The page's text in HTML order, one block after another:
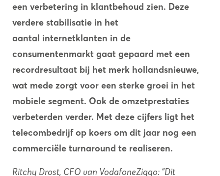
een verbetering in klantbehoud zien. Deze
verdere stabilisatie in het
aantal internetklanten in de
consumentenmarkt gaat gepaard met een
recordresultaat bij het merk hollandsnieuwe,
wat mede zorgt voor een sterke groei in het
mobiele segment. Ook de omzetprestaties
verbeterden verder. Met deze cijfers ligt het
telecombedrijf op koers om dit jaar nog een
commerciële turnaround te realiseren.
Ritchy Drost, CFO van VodafoneZiggo: “Dit